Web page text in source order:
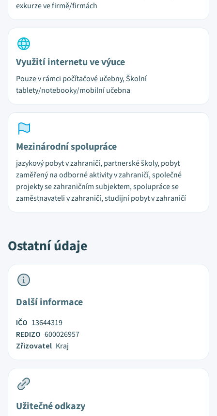
exkurze ve firmě/firmách
Využití internetu ve výuce
Pouze v rámci počítačové učebny, Školní
tablety/notebooky/mobilní učebna
Mezinárodní spolupráce
jazykový pobyt v zahraničí, partnerské školy, pobyt
zaměřený na odborné aktivity v zahraničí, společné
projekty se zahraničním subjektem, spolupráce se
zaměstnavateli v zahraničí, studijní pobyt v zahraničí
Ostatní údaje
Další informace
IČO 13644319
REDIZO 600026957
Zřizovatel Kraj
Užitečné odkazy